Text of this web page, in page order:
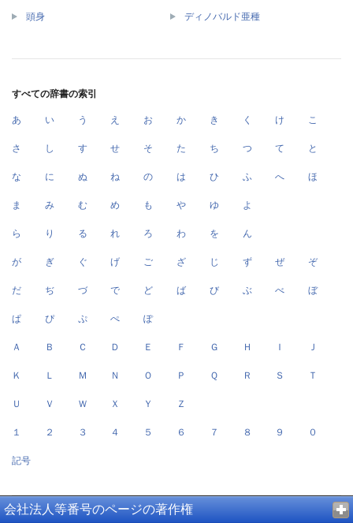
頭身 ディノバルド亜種
すべての辞書の索引
あ い う え お か き く け こ
さ し す せ そ た ち つ て と
な に ぬ ね の は ひ ふ へ ほ
ま み む め も や ゆ よ
ら り る れ ろ わ を ん
が ぎ ぐ げ ご ざ じ ず ぜ ぞ
だ ぢ づ で ど ば び ぶ べ ぼ
ぱ ぴ ぷ ぺ ぽ
Ａ Ｂ Ｃ Ｄ Ｅ Ｆ Ｇ Ｈ Ｉ Ｊ
Ｋ Ｌ Ｍ Ｎ Ｏ Ｐ Ｑ Ｒ Ｓ Ｔ
Ｕ Ｖ Ｗ Ｘ Ｙ Ｚ
１ ２ ３ ４ ５ ６ ７ ８ ９ ０
記号
会社法人等番号のページの著作権